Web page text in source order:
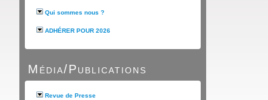
Qui sommes nous ?
ADHÉRER POUR 2026
Média/Publications
Revue de Presse